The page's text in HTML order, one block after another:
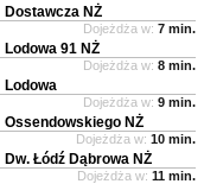
Dostawcza NŻ
Dojeżdża w: 7 min.
Lodowa 91 NŻ
Dojeżdża w: 8 min.
Lodowa
Dojeżdża w: 9 min.
Ossendowskiego NŻ
Dojeżdża w: 10 min.
Dw. Łódź Dąbrowa NŻ
Dojeżdża w: 11 min.